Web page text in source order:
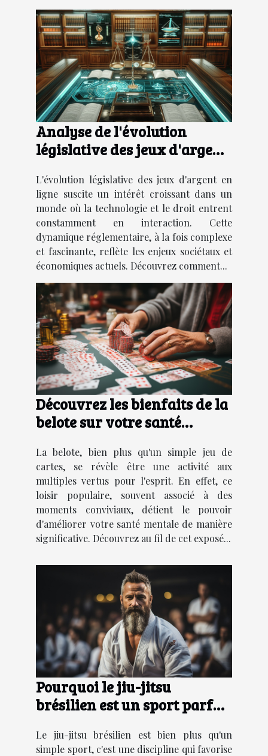
Analyse de l'évolution
législative des jeux d'argent
L'évolution législative des jeux d'argent en
ligne suscite un intérêt croissant dans un
monde où la technologie et le droit entrent
constamment en interaction. Cette
dynamique réglementaire, à la fois complexe
et fascinante, reflète les enjeux sociétaux et
économiques actuels. Découvrez comment...
Découvrez les bienfaits de la
belote sur votre santé
La belote, bien plus qu'un simple jeu de
cartes, se révèle être une activité aux
multiples vertus pour l'esprit. En effet, ce
loisir populaire, souvent associé à des
moments conviviaux, détient le pouvoir
d'améliorer votre santé mentale de manière
significative. Découvrez au fil de cet exposé...
Pourquoi le jiu-jitsu
brésilien est un sport parfait
personnel
Le jiu-jitsu brésilien est bien plus qu'un
simple sport, c'est une discipline qui favorise